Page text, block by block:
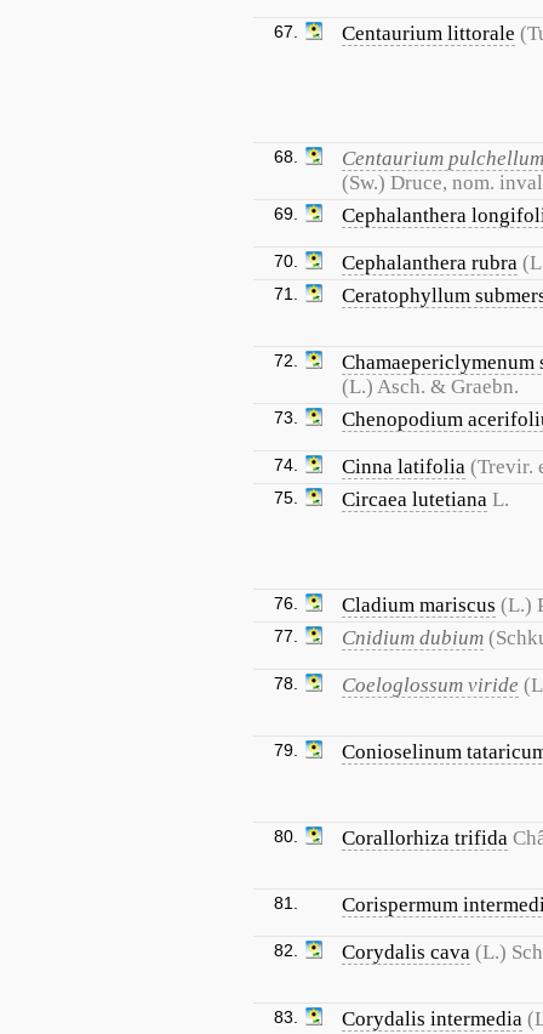
67. Centaurium littorale
68.
Centaurium pulchellum
(Sw.) Druce, nom.
69. Cephalanthera
70. Cephalanthera rubra
71. Ceratophyllum
72.
Chamaepericlymenum
(L.) Asch. & Graebn.
73. Chenopodium
74. Cinna latifolia (Trevir.
75. Circaea lutetiana L.
76. Cladium mariscus (L.)
77. Cnidium dubium
78. Coeloglossum viride
79. Conioselinum
80. Corallorhiza trifida
81. Corispermum
82. Corydalis cava (L.)
83. Corydalis intermedia